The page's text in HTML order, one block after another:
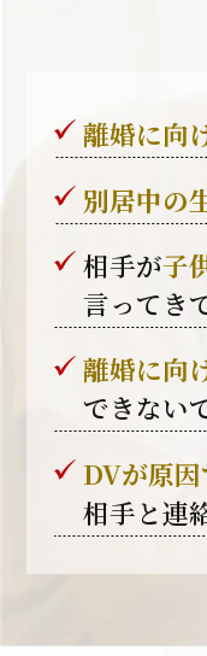
離婚に向
別居中の
相手が子
言ってき
離婚に向
できない
DVが原
相手と連